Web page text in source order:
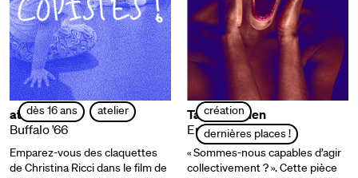
dès 16 ans atelier
ateliers
Buffalo '66
Emparez-vous des claquettes
de Christina Ricci dans le film de
création
dernières places !
Tatiana Julien
En fanfaaare !
« Sommes-nous capables d’agir
collectivement ? ». Cette pièce